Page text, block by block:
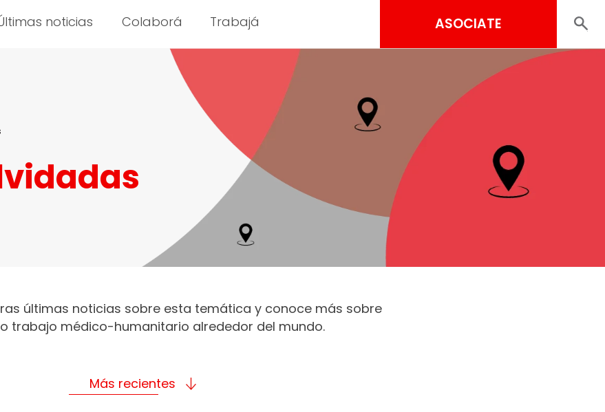
noticias Colaborá Trabajá ASOCIATE
últimas noticias sobre esta temática y conoce más sobre
trabajo médico-humanitario alrededor del mundo.
Más recientes